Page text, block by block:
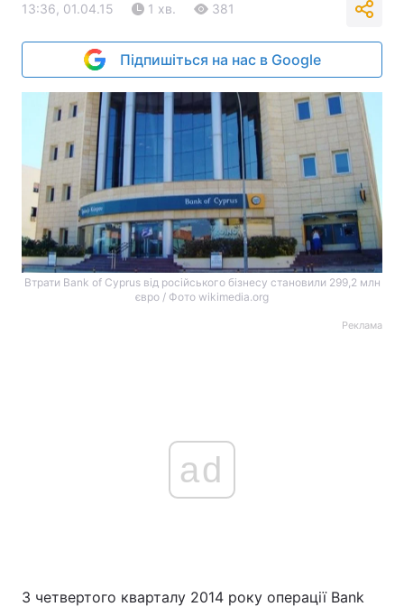
13:36, 01.04.15 1 хв. 381
Підпишіться на нас в Google
Втрати Bank of Cyprus від російського бізнесу становили 299,2 млн
євро / Фото wikimedia.org
Реклама
ad
З четвертого кварталу 2014 року операції Bank